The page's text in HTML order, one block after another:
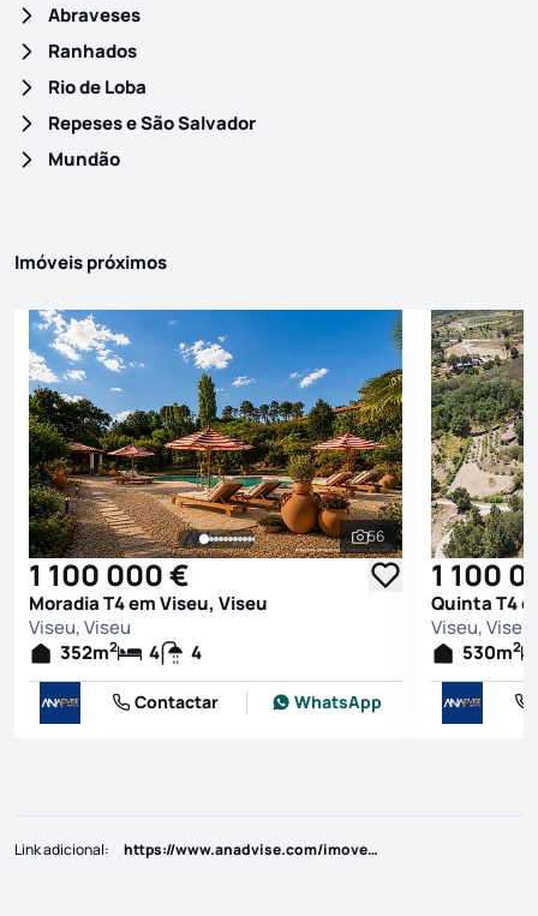
Abraveses
Ranhados
Rio de Loba
Repeses e São Salvador
Mundão
Imóveis próximos
Ver todas as
56
1 100 000 €
Moradia T4 em Viseu, Viseu
Viseu, Viseu
352m2 4 4
Contactar WhatsApp
1 100
Quinta T4
Viseu, Viseu
530m2
Link adicional: https://www.anadvise.com/imoveis/show.aspx?idcont=18975